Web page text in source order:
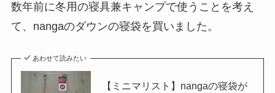
数年前に冬用の寝具兼キャンプで使うことを考え
て、nangaのダウンの寝袋を買いました。
あわせて読みたい
【ミニマリスト】nangaの寝袋が